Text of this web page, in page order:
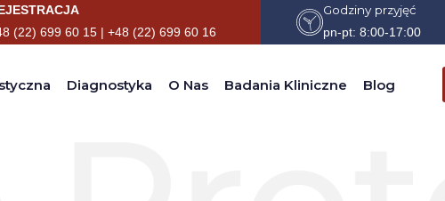
(22) 699 60 15 | +48 (22) 699 60 16
Godziny przyjęć
pn-pt: 8:00-17:00
Diagnostyka O Nas Badania Kliniczne Blog